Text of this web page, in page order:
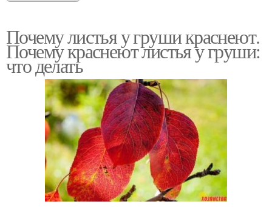
Почему листья у груши краснеют.
Почему краснеют листья у груши:
что делать